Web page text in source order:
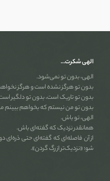
الهی شکرت…
الهی، بدون تو نمی‌شود.
بدون تو هرگز نشده است و هرگز
بدون تو تاریک است، بدون تو دلگیر
بدون تو من نیستم که بخواهم ببینم
الهی، تو باش.
همانقدر نزدیک که گفته‌ای باش.
از آن فاصله‌ای که گفته‌ای حتی ذره‌ای
شو؛ «نزدیک‌تر از رگ گردن».